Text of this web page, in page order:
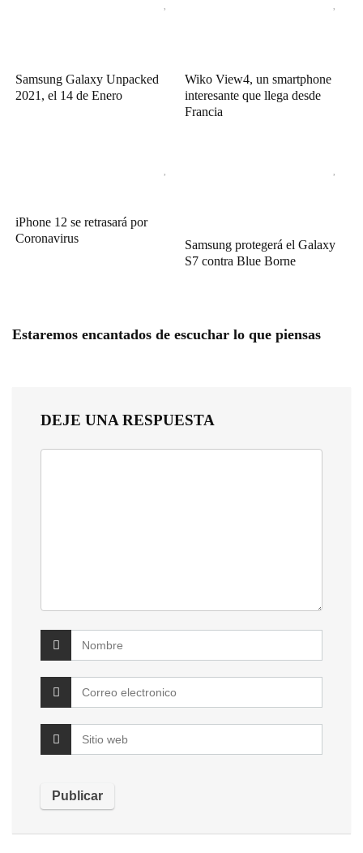
Samsung Galaxy Unpacked
2021, el 14 de Enero
Wiko View4, un smartphone
interesante que llega desde
Francia
iPhone 12 se retrasará por
Coronavirus
Samsung protegerá el Galaxy
S7 contra Blue Borne
Estaremos encantados de escuchar lo que piensas
DEJE UNA RESPUESTA